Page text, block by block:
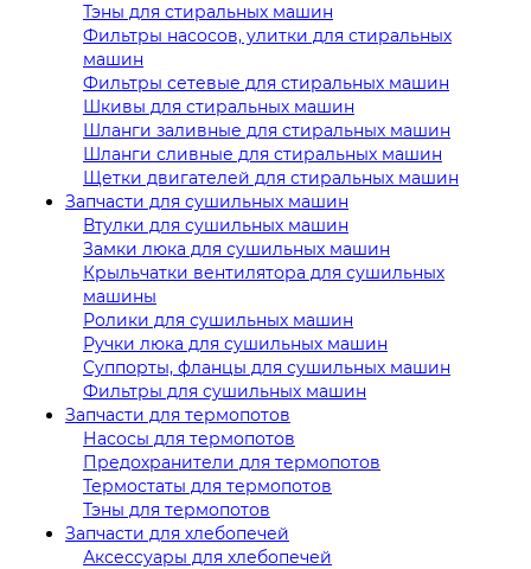
Тэны для стиральных машин
Фильтры насосов, улитки для стиральных
машин
Фильтры сетевые для стиральных машин
Шкивы для стиральных машин
Шланги заливные для стиральных машин
Шланги сливные для стиральных машин
Щетки двигателей для стиральных машин
Запчасти для сушильных машин
Втулки для сушильных машин
Замки люка для сушильных машин
Крыльчатки вентилятора для сушильных
машины
Ролики для сушильных машин
Ручки люка для сушильных машин
Суппорты, фланцы для сушильных машин
Фильтры для сушильных машин
Запчасти для термопотов
Насосы для термопотов
Предохранители для термопотов
Термостаты для термопотов
Тэны для термопотов
Запчасти для хлебопечей
Аксессуары для хлебопечей